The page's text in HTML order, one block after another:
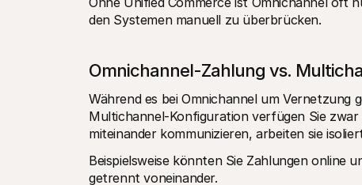
den Systemen manuell zu überbrücken.
Omnichannel-Zahlung vs.
Während es bei Omnichannel um Vernetzung
Multichannel-Konfiguration verfügen Sie
miteinander kommunizieren, arbeiten sie
Beispielsweise könnten Sie Zahlungen online
getrennt voneinander.